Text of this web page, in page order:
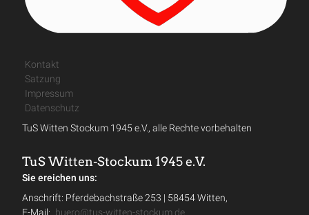
Kontakt
Satzung
Impressum
Datenschutz
TuS Witten Stockum 1945 e.V., alle Rechte vorbehalten
TuS Witten-Stockum 1945 e.V.
Sie ereichen uns:
Anschrift: Pferdebachstraße 253 | 58454 Witten,
E-Mail: buero@tus-witten-stockum.de